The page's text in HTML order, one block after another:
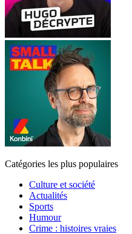
Catégories les plus populaires
Culture et société
Actualités
Sports
Humour
Crime : histoires vraies